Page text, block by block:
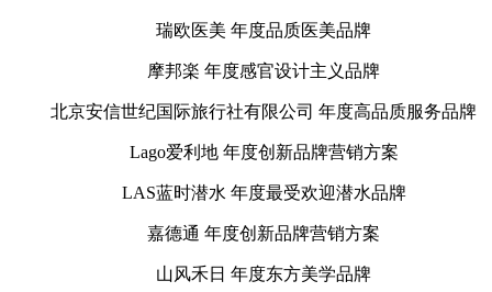
瑞欧医美 年度品质医美品牌
摩邦楽 年度感官设计主义品牌
北京安信世纪国际旅行社有限公司 年度高品质服务品牌
Lago爱利地 年度创新品牌营销方案
LAS蓝时潜水 年度最受欢迎潜水品牌
嘉德通 年度创新品牌营销方案
山风禾日 年度东方美学品牌